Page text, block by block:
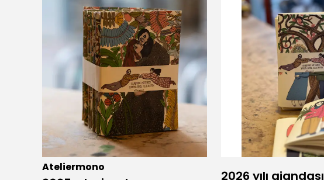
Ateliermono
2026 yılı ajandası